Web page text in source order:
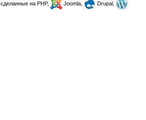
, сделанные на PHP, Joomla,
Drupal,